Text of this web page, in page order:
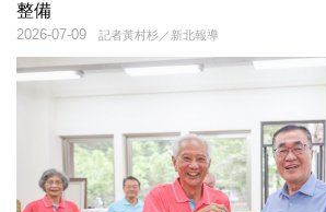
整備
記者黃村杉／新北報導
2026-07-09